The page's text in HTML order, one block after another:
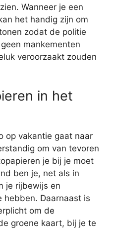
Wanneer je een
het handig zijn om
zodat de politie
mankementen
veroorzaakt zouden
in het
op vakantie gaat naar
om van tevoren
je bij je moet
ben je, net als in
je rijbewijs en
hebben. Daarnaast is
om de
groene kaart, bij je te